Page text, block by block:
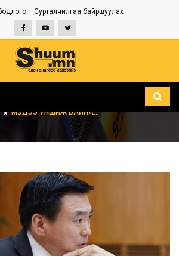
Сурталчилгаа байршуулах
МЭДЭЭ УНШИЖ БАЙНА...